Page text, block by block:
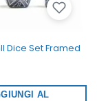
Dice Set Framed
AL